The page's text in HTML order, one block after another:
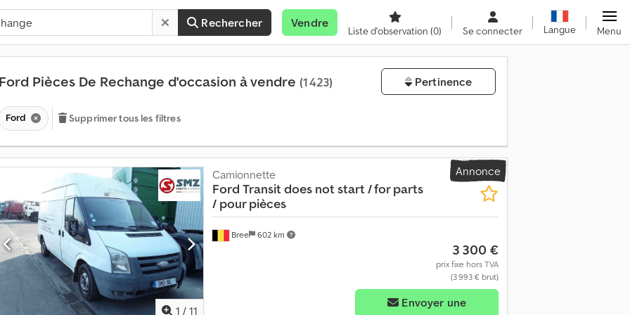
Rechercher Vendre
Liste d'observation (0) Se connecter Langue Menu
Ford Pièces De Rechange d'occasion à vendre (1 423) Pertinence
Ford Supprimer tous les filtres
Annonce
1 / 11
Bree 602 km
Camionnette
Ford Transit does not start / for parts
/ pour pièces
3 300 €
prix fixe hors TVA
(3 993 € brut)
P
l